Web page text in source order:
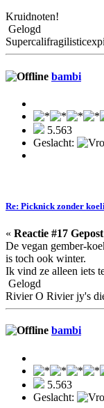
Kruidnoten!
Gelogd
bambi
5.563
Geslacht:
Re: Picknick zonder
« Reactie #17
De vegan gember-
is toch ook winter.
Ik vind ze alleen iets
Gelogd
Rivier O Rivier jy's
bambi
5.563
Geslacht: